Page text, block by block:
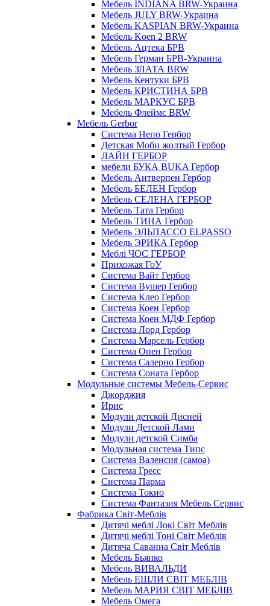
Мебель INDIANA BRW-Украина
Мебель JULY BRW-Украина
Мебель KASPIAN BRW-Украина
Мебель Koen 2 BRW
Мебель Ацтека БРВ
Мебель Герман БРВ-Украина
Мебель ЗЛАТА BRW
Мебель Кентуки БРВ
Мебель КРИСТИНА БРВ
Мебель МАРКУС БРВ
Мебель Флеймс BRW
Мебель Gerbor
Cистема Непо Гербор
Детская Моби жолтый Гербор
ЛАЙН ГЕРБОР
мебели БУКА BUKA Гербор
Мебель Антверпен Гербор
Мебель БЕЛЕН Гербор
Мебель СЕЛЕНА ГЕРБОР
Мебель Тата Гербор
Мебель ТИНА Гербор
Мебель ЭЛЬПАССО ELPASSO
Мебель ЭРИКА Гербор
Меблі ЧОС ГЕРБОР
Прихожая ГоУ
Система Вайт Гербор
Система Вушер Гербор
Система Клео Гербор
Система Коен Гербор
Система Коен МДФ Гербор
Система Лорд Гербор
Система Марсель Гербор
Система Опен Гербор
Система Салерно Гербор
Система Соната Гербор
Модульные системы Мебель-Сервис
Джорджия
Ирис
Модули детской Дисней
Модули Детской Лами
Модули детской Симба
Модульная система Типс
Система Валенсия (самоа)
Система Гресс
Система Парма
Система Токио
Система Фантазия Мебель Сервис
Фабрика Світ-Меблів
Дитячі меблі Локі Світ Меблів
Дитячі меблі Тоні Світ Меблів
Дитяча Саванна Світ Меблів
Мебель Бьянко
Мебель ВИВАЛЬДИ
Мебель ЕШЛИ СВІТ МЕБЛІВ
Мебель МАРИЯ СВІТ МЕБЛІВ
Мебель Омега